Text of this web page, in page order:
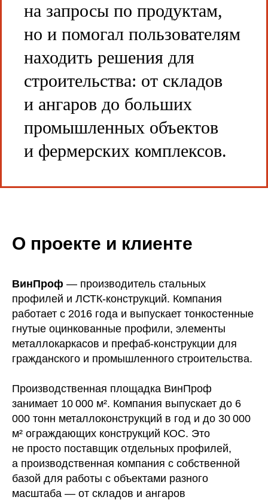
на запросы по продуктам,
но и помогал пользователям
находить решения для
строительства: от складов
и ангаров до больших
промышленных объектов
и фермерских комплексов.
О проекте и клиенте
ВинПроф — производитель стальных
профилей и ЛСТК-конструкций. Компания
работает с 2016 года и выпускает тонкостенные
гнутые оцинкованные профили, элементы
металлокаркасов и префаб-конструкции для
гражданского и промышленного строительства.
Производственная площадка ВинПроф
занимает 10 000 м². Компания выпускает до 6
000 тонн металлоконструкций в год и до 30 000
м² ограждающих конструкций КОС. Это
не просто поставщик отдельных профилей,
а производственная компания с собственной
базой для работы с объектами разного
масштаба — от складов и ангаров